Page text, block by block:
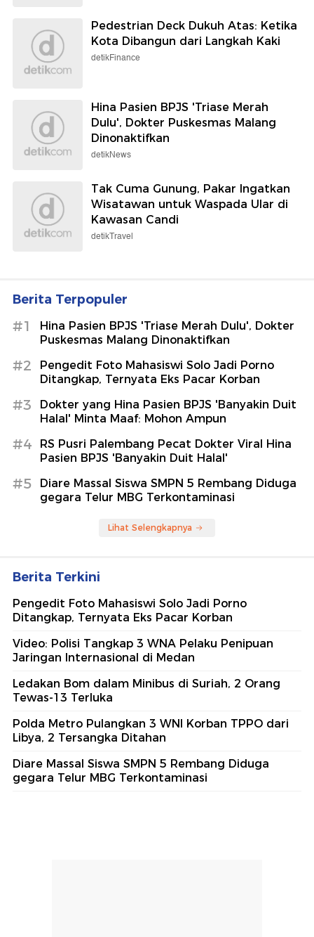
Pedestrian Deck Dukuh Atas: Ketika
Kota Dibangun dari Langkah Kaki
detikFinance
Hina Pasien BPJS 'Triase Merah
Dulu', Dokter Puskesmas Malang
Dinonaktifkan
detikNews
Tak Cuma Gunung, Pakar Ingatkan
Wisatawan untuk Waspada Ular di
Kawasan Candi
detikTravel
Berita Terpopuler
#1
Hina Pasien BPJS 'Triase Merah Dulu', Dokter
Puskesmas Malang Dinonaktifkan
#2
Pengedit Foto Mahasiswi Solo Jadi Porno
Ditangkap, Ternyata Eks Pacar Korban
#3
Dokter yang Hina Pasien BPJS 'Banyakin Duit
Halal' Minta Maaf: Mohon Ampun
#4
RS Pusri Palembang Pecat Dokter Viral Hina
Pasien BPJS 'Banyakin Duit Halal'
#5
Diare Massal Siswa SMPN 5 Rembang Diduga
gegara Telur MBG Terkontaminasi
Lihat Selengkapnya
Berita Terkini
Pengedit Foto Mahasiswi Solo Jadi Porno
Ditangkap, Ternyata Eks Pacar Korban
Video: Polisi Tangkap 3 WNA Pelaku Penipuan
Jaringan Internasional di Medan
Ledakan Bom dalam Minibus di Suriah, 2 Orang
Tewas-13 Terluka
Polda Metro Pulangkan 3 WNI Korban TPPO dari
Libya, 2 Tersangka Ditahan
Diare Massal Siswa SMPN 5 Rembang Diduga
gegara Telur MBG Terkontaminasi